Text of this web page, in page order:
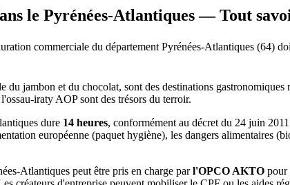
le Pyrénées-Atlantiques — Tout
commerciale du département Pyrénées-Atlantiques
jambon et du chocolat, sont des destinations
iraty AOP sont des trésors du terroir.
dure 14 heures, conformément au décret du 24 juin
européenne (paquet hygiène), les dangers alimentaires
Atlantiques peut être pris en charge parl'OPCO AKTO pour